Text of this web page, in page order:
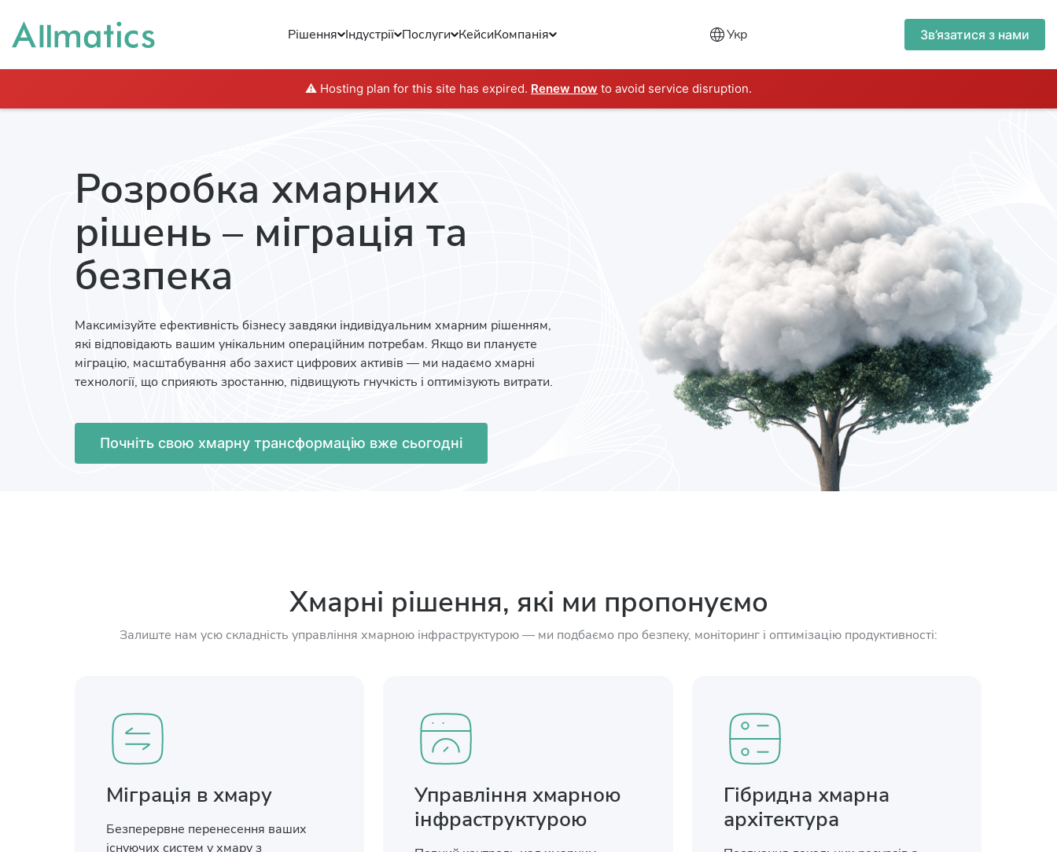
⚠️ Hosting plan for this site has expired. Renew now to avoid service disruption.
Рішення Індустрії Послуги КейсиКомпанія Укр Зв’язатися з нами
Розробка хмарних
рішень – міграція та
безпека
Максимізуйте ефективність бізнесу завдяки індивідуальним хмарним рішенням,
які відповідають вашим унікальним операційним потребам. Якщо ви плануєте
міграцію, масштабування або захист цифрових активів — ми надаємо хмарні
технології, що сприяють зростанню, підвищують гнучкість і оптимізують витрати.
Почніть свою хмарну трансформацію вже сьогодні
Хмарні рішення, які ми пропонуємо
Залиште нам усю складність управління хмарною інфраструктурою — ми подбаємо про безпеку, моніторинг і оптимізацію продуктивності:
Міграція в хмару
Безперервне перенесення ваших
існуючих систем у хмару з
Управління хмарною
інфраструктурою
Гібридна хмарна
архітектура